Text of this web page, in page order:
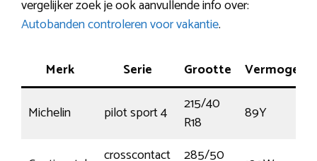
vergelijker zoek je ook aanvullende info over:
Autobanden controleren voor vakantie.
Merk Serie Grootte Vermogen
Michelin pilot sport 4
215/40
R18
89Y
crosscontact
285/50